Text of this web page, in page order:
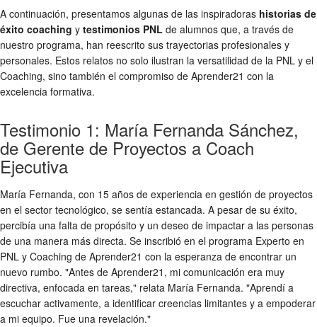
A continuación, presentamos algunas de las inspiradoras historias de
éxito coaching y testimonios PNL de alumnos que, a través de
nuestro programa, han reescrito sus trayectorias profesionales y
personales. Estos relatos no solo ilustran la versatilidad de la PNL y el
Coaching, sino también el compromiso de Aprender21 con la
excelencia formativa.
Testimonio 1: María Fernanda Sánchez,
de Gerente de Proyectos a Coach
Ejecutiva
María Fernanda, con 15 años de experiencia en gestión de proyectos
en el sector tecnológico, se sentía estancada. A pesar de su éxito,
percibía una falta de propósito y un deseo de impactar a las personas
de una manera más directa. Se inscribió en el programa Experto en
PNL y Coaching de Aprender21 con la esperanza de encontrar un
nuevo rumbo. "Antes de Aprender21, mi comunicación era muy
directiva, enfocada en tareas," relata María Fernanda. "Aprendí a
escuchar activamente, a identificar creencias limitantes y a empoderar
a mi equipo. Fue una revelación."